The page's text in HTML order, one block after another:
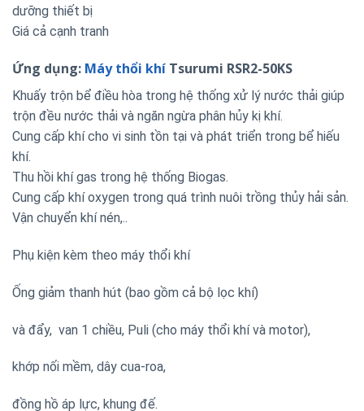
dưỡng thiết bị
Giá cả cạnh tranh
Ứng dụng: Máy thổi khí Tsurumi RSR2-50KS
Khuấy trộn bể điều hòa trong hệ thống xử lý nước thải giúp
trộn đều nước thải và ngăn ngừa phân hủy kị khí.
Cung cấp khí cho vi sinh tồn tại và phát triển trong bể hiếu
khí.
Thu hồi khí gas trong hệ thống Biogas.
Cung cấp khí oxygen trong quá trình nuôi trồng thủy hải sản.
Vận chuyển khí nén,..
Phụ kiện kèm theo máy thổi khí
Ống giảm thanh hút (bao gồm cả bộ lọc khí)
và đẩy, van 1 chiều, Puli (cho máy thổi khí và motor),
khớp nối mềm, dây cua-roa,
đồng hồ áp lực, khung đế.